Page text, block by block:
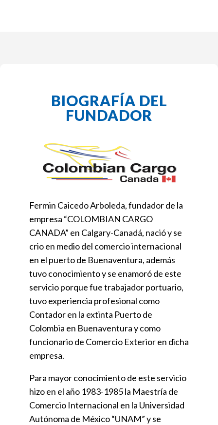
BIOGRAFÍA DEL
FUNDADOR
Fermin Caicedo Arboleda, fundador de la
empresa “COLOMBIAN CARGO
CANADA” en Calgary-Canadá, nació y se
crio en medio del comercio internacional
en el puerto de Buenaventura, además
tuvo conocimiento y se enamoró de este
servicio porque fue trabajador portuario,
tuvo experiencia profesional como
Contador en la extinta Puerto de
Colombia en Buenaventura y como
funcionario de Comercio Exterior en dicha
empresa.
Para mayor conocimiento de este servicio
hizo en el año 1983-1985 la Maestría de
Comercio Internacional en la Universidad
Autónoma de México “UNAM” y se